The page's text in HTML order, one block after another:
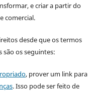
e criar a partir do
comercial.
desde que os termos
são os seguintes:
, prover um link para
. Isso pode ser feito de